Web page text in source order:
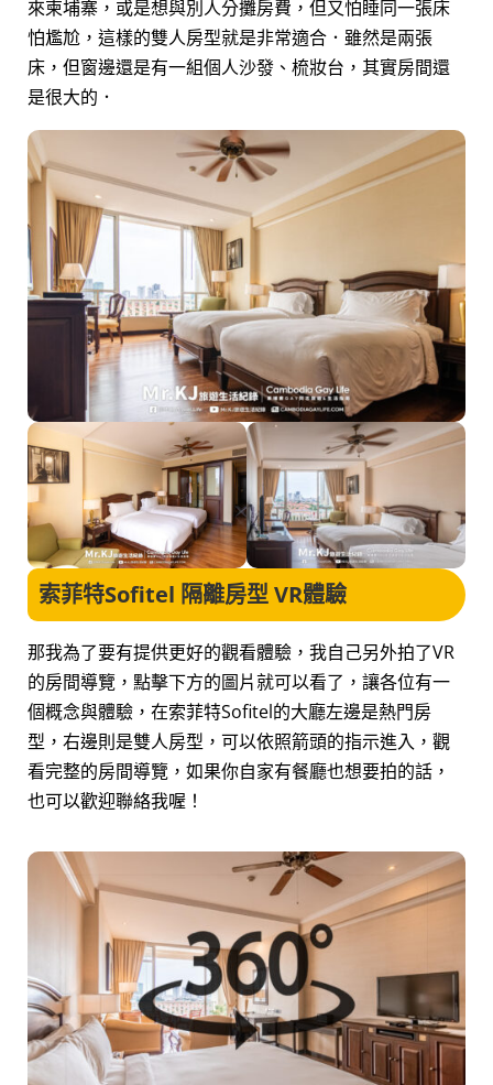
來柬埔寨，或是想與別人分攤房費，但又怕睡同一張床
怕尷尬，這樣的雙人房型就是非常適合．雖然是兩張
床，但窗邊還是有一組個人沙發、梳妝台，其實房間還
是很大的．
索菲特Sofitel 隔離房型 VR體驗
那我為了要有提供更好的觀看體驗，我自己另外拍了VR
的房間導覽，點擊下方的圖片就可以看了，讓各位有一
個概念與體驗，在索菲特Sofitel的大廳左邊是熱門房
型，右邊則是雙人房型，可以依照箭頭的指示進入，觀
看完整的房間導覽，如果你自家有餐廳也想要拍的話，
也可以歡迎聯絡我喔！